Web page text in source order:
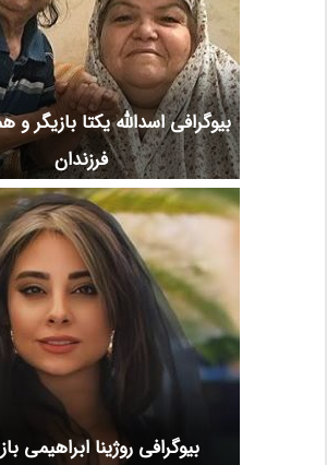
بیوگرافی اسدالله یکتا
فرزندان
بیوگرافی روژینا ابراهیمی